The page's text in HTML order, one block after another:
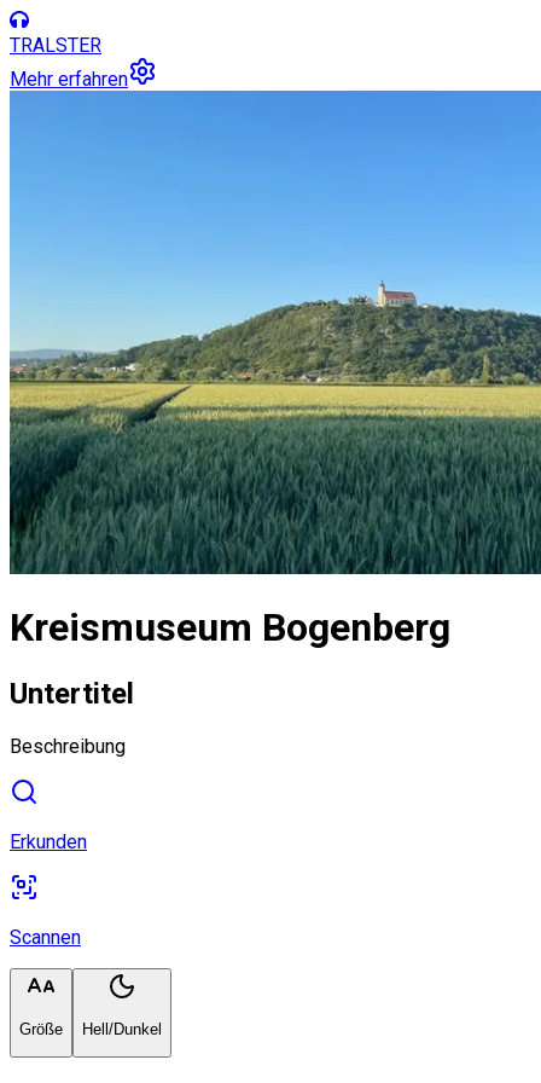
TRALSTER
Mehr erfahren
Kreismuseum Bogenberg
Untertitel
Beschreibung
Erkunden
Scannen
Größe Hell/Dunkel